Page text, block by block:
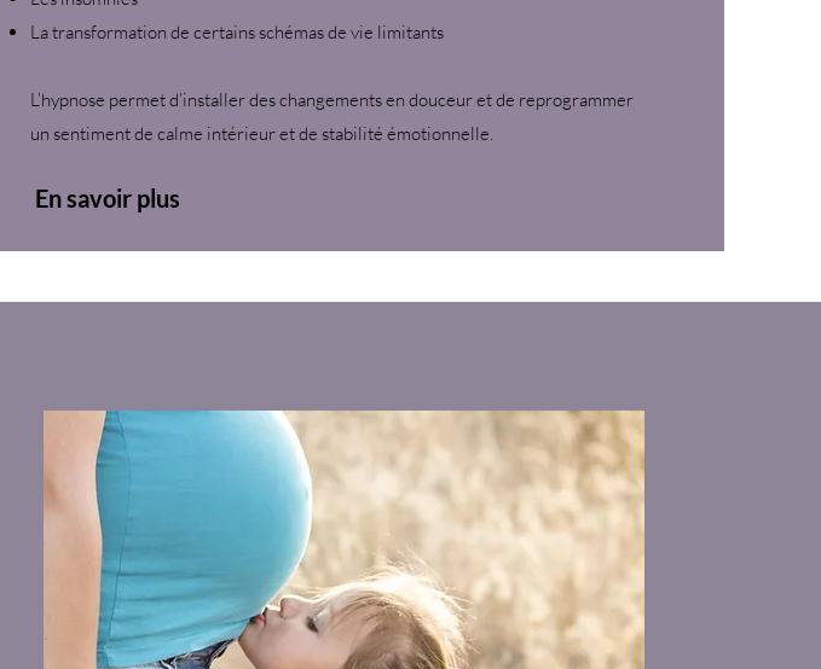
La transformation de certains schémas de vie limitants
L’hypnose permet d’installer des changements en douceur et de reprogrammer
un sentiment de calme intérieur et de stabilité émotionnelle.
En savoir plus